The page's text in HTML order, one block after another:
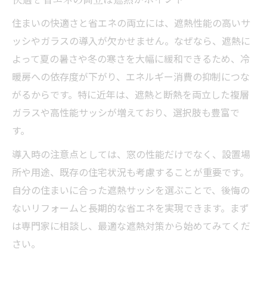
住まいの快適さと省エネの両立には、遮熱性能の高いサ
ッシやガラスの導入が欠かせません。なぜなら、遮熱に
よって夏の暑さや冬の寒さを大幅に緩和できるため、冷
暖房への依存度が下がり、エネルギー消費の抑制につな
がるからです。特に近年は、遮熱と断熱を両立した複層
ガラスや高性能サッシが増えており、選択肢も豊富で
す。
導入時の注意点としては、窓の性能だけでなく、設置場
所や用途、既存の住宅状況も考慮することが重要です。
自分の住まいに合った遮熱サッシを選ぶことで、後悔の
ないリフォームと長期的な省エネを実現できます。まず
は専門家に相談し、最適な遮熱対策から始めてみてくだ
さい。